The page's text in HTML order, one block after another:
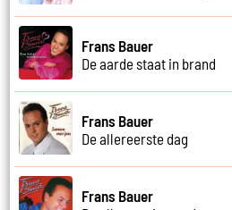
Frans Bauer
De aarde staat in brand
Frans Bauer
De allereerste dag
Frans Bauer